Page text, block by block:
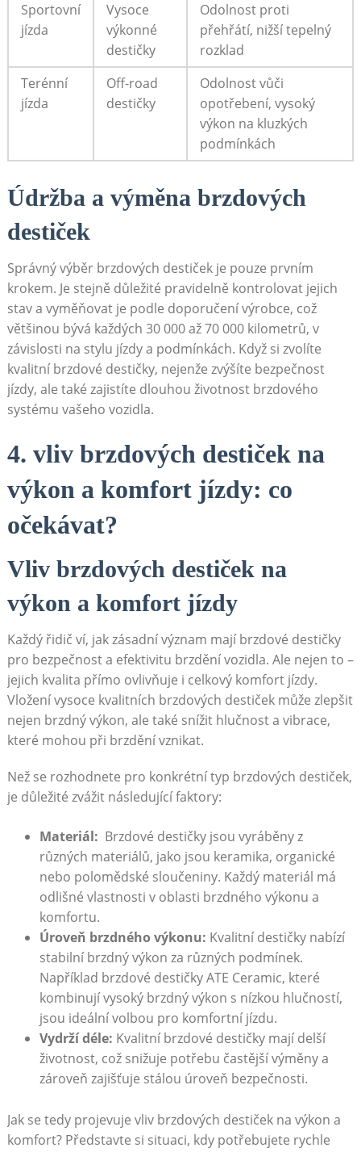
Sportovní
jízda
Vysoce
výkonné⁤
destičky
Odolnost proti
přehřátí, nižší tepelný
rozklad
Terénní
jízda
Off-road
destičky
Odolnost vůči
opotřebení, vysoký
výkon na kluzkých
podmínkách
Údržba a výměna brzdových
destiček
Správný výběr brzdových destiček je pouze prvním
krokem. Je stejně důležité pravidelně kontrolovat jejich​
stav a vyměňovat je⁢ podle doporučení výrobce, což
většinou bývá každých 30 000 až 70 000 kilometrů, v
závislosti ⁤na stylu jízdy a podmínkách. Když ‌si zvolíte
kvalitní brzdové destičky, nejenže zvýšíte bezpečnost
jízdy, ale ‍také zajistíte dlouhou životnost ‍brzdového⁢
systému vašeho vozidla.
4. vliv brzdových ⁣destiček na
výkon a komfort jízdy: co
očekávat?
Vliv brzdových destiček na
výkon ⁤a komfort jízdy
Každý řidič ví, jak zásadní význam mají brzdové destičky
pro bezpečnost a efektivitu brzdění vozidla. Ale nejen to –
jejich kvalita přímo ovlivňuje i celkový komfort jízdy.
‌Vložení vysoce kvalitních brzdových​ destiček může zlepšit
nejen brzdný‌ výkon, ale také snížit hlučnost a vibrace,
které mohou při brzdění vznikat.
Než se rozhodnete pro konkrétní typ brzdových ⁢destiček,
je důležité zvážit následující faktory:
Materiál: ​ Brzdové destičky jsou vyráběny z
různých materiálů, jako jsou keramika, ‌organické
nebo polomědské⁢ sloučeniny. Každý materiál má
odlišné vlastnosti v oblasti brzdného výkonu a
komfortu.
Úroveň brzdného výkonu: Kvalitní destičky nabízí
stabilní brzdný výkon za různých podmínek.
Například brzdové destičky ATE Ceramic, které
kombinují vysoký brzdný výkon s nízkou hlučností,
jsou ideální volbou pro komfortní jízdu.
Vydrží déle: Kvalitní brzdové destičky mají delší
životnost, ‍což snižuje potřebu častější výměny a
zároveň zajišťuje stálou úroveň bezpečnosti.
Jak‌ se tedy projevuje vliv brzdových destiček na výkon a
‍komfort? Představte si situaci, kdy potřebujete rychle